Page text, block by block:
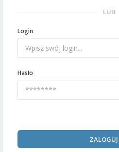
LUB
Login
Hasło
ZALOGUJ